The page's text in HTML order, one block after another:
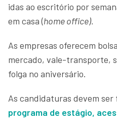
idas ao escritório por
em casa (home office).
As empresas oferecem
mercado, vale-transporte,
folga no aniversário.
As candidaturas devem ser
programa de estágio,